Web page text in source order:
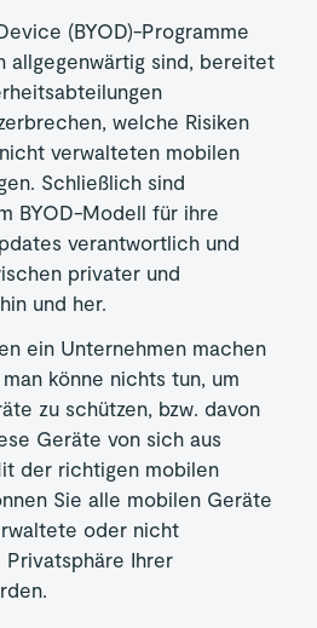
(BYOD)-Programme
allgegenwärtig sind, bereitet
welche Risiken
verwalteten mobilen
Schließlich sind
BYOD-Modell für ihre
verantwortlich und
privater und
und her.
ein Unternehmen machen
könne nichts tun, um
zu schützen, bzw. davon
Geräte von sich aus
der richtigen mobilen
Sie alle mobilen Geräte
oder nicht
Ihrer